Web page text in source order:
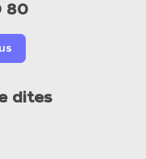
80
dites